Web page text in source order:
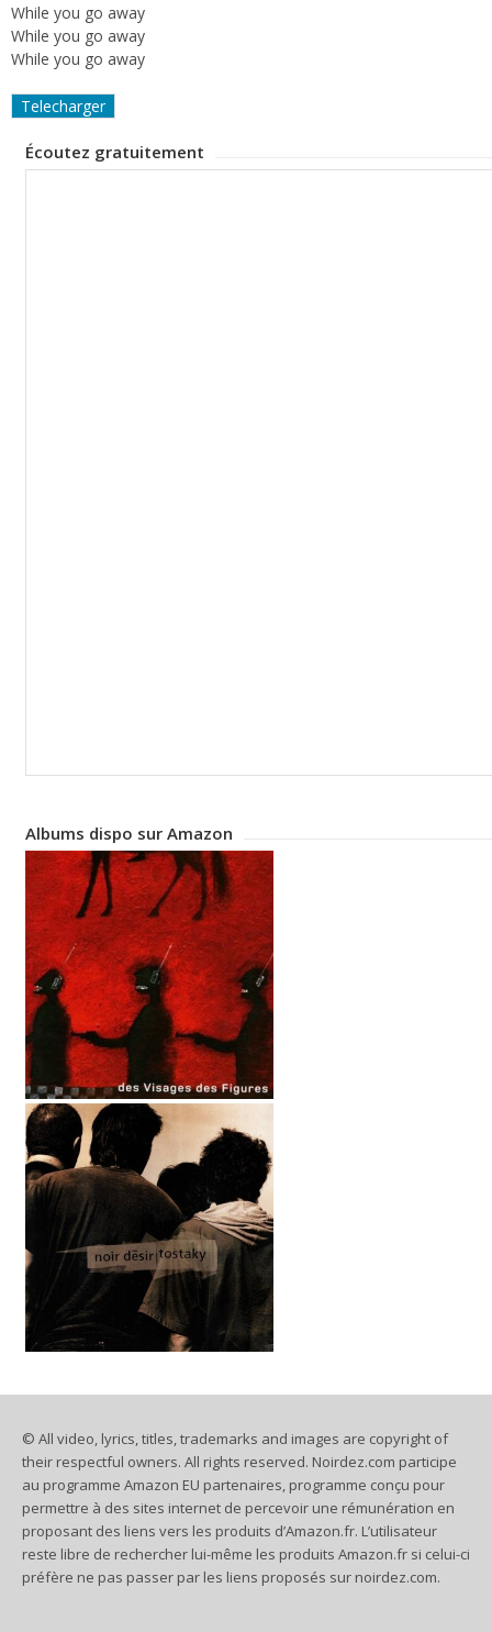
While you go away
While you go away
While you go away
Telecharger
Écoutez gratuitement
Albums dispo sur Amazon
© All video, lyrics, titles, trademarks and images are copyright of
their respectful owners. All rights reserved. Noirdez.com participe
au programme Amazon EU partenaires, programme conçu pour
permettre à des sites internet de percevoir une rémunération en
proposant des liens vers les produits d’Amazon.fr. L’utilisateur
reste libre de rechercher lui-même les produits Amazon.fr si celui-ci
préfère ne pas passer par les liens proposés sur noirdez.com.